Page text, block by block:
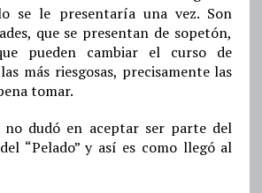
se le presentaría una vez. Son
que se presentan de sopetón,
pueden cambiar el curso de
más riesgosas, precisamente las
tomar.
dudó en aceptar ser parte del
“Pelado” y así es como llegó al